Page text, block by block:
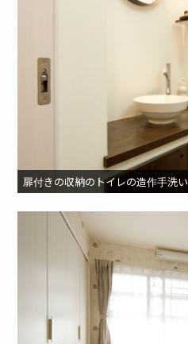
扉付きの収納のトイレの造作手洗い